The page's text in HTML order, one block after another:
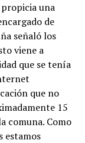
una
de
señaló los
viene a
que se tenía
que no
15
comuna. Como
estamos